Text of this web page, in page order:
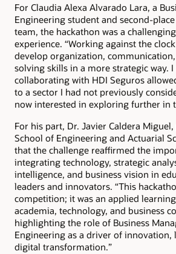
For Claudia Alexa Alvarado Lara, a
Engineering student and second-
team, the hackathon was a
experience. “Working against the
develop organization,
solving skills in a more strategic way.
collaborating with HDI Seguros
to a sector I had not previously
now interested in exploring further in
For his part, Dr. Javier Caldera
School of Engineering and Actuarial
that the challenge reaffirmed the
integrating technology, strategic
intelligence, and business vision in
leaders and innovators. “This
competition; it was an applied
academia, technology, and business
highlighting the role of Business
Engineering as a driver of innovation,
digital transformation.”